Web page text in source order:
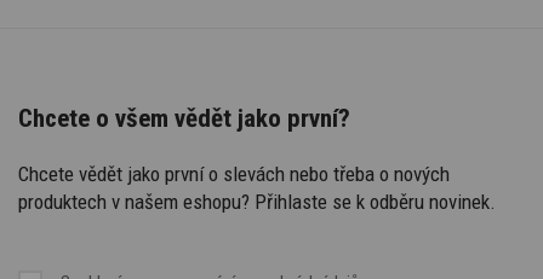
Chcete o všem vědět jako první?
Chcete vědět jako první o slevách nebo třeba o nových
produktech v našem eshopu? Přihlaste se k odběru novinek.